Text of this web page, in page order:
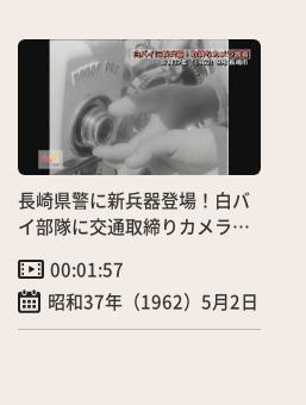
長崎県警に新兵器登場！白バ
イ部隊に交通取締りカメラ搭
00:01:57
昭和37年（1962）5月2日